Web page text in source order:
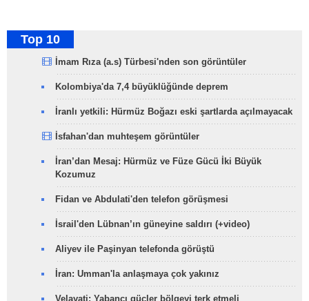
Top 10
İmam Rıza (a.s) Türbesi'nden son görüntüler
Kolombiya'da 7,4 büyüklüğünde deprem
İranlı yetkili: Hürmüz Boğazı eski şartlarda açılmayacak
İsfahan'dan muhteşem görüntüler
İran’dan Mesaj: Hürmüz ve Füze Gücü İki Büyük
Kozumuz
Fidan ve Abdulati'den telefon görüşmesi
İsrail'den Lübnan’ın güneyine saldırı (+video)
Aliyev ile Paşinyan telefonda görüştü
İran: Umman'la anlaşmaya çok yakınız
Velayati: Yabancı güçler bölgeyi terk etmeli